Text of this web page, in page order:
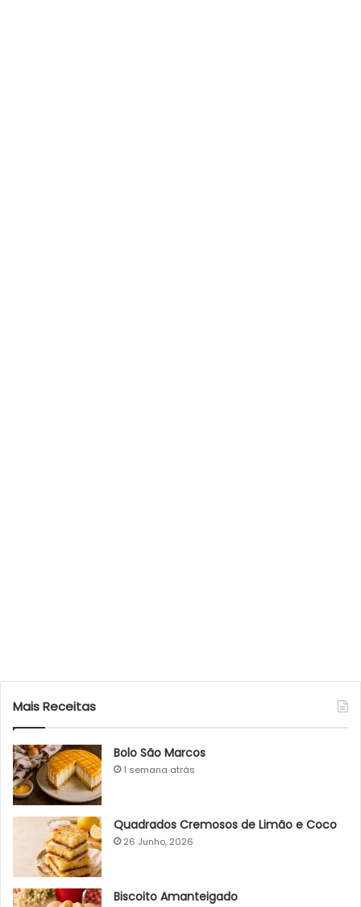
Mais Receitas
Bolo São Marcos
1 semana atrás
Quadrados Cremosos de Limão e Coco
26 Junho, 2026
Biscoito Amanteigado